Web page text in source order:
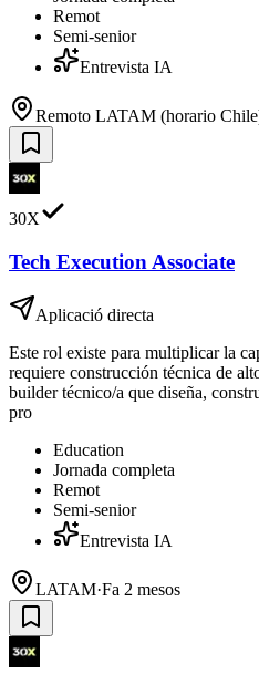
Remot
Semi-senior
Entrevista IA
Remoto LATAM (horario
30X
Tech Execution Associate
Aplicació directa
Este rol existe para multiplicar la
requiere construcción técnica de
builder técnico/a que diseña,
pro
Education
Jornada completa
Remot
Semi-senior
Entrevista IA
LATAM·Fa 2 mesos